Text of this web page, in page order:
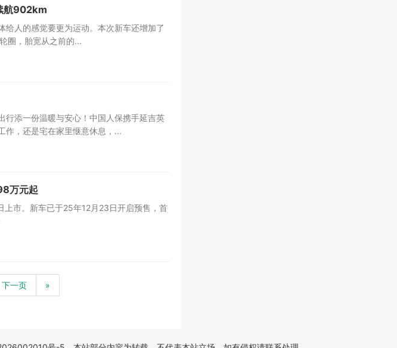
航902km
给人的感觉要更为运动。本次新车还增加了
圈，胎宽从之前的...
行添一份温暖与安心！中国人保携手延吉英
作，还是宅在家里惬意休息，...
万元起
市。新车已于25年12月23日开启预售，首
下一页 »